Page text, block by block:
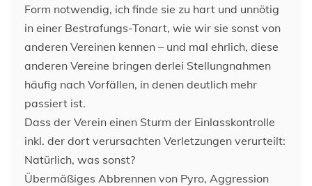
Form notwendig, ich finde sie zu hart und unnötig
in einer Bestrafungs-Tonart, wie wir sie sonst von
anderen Vereinen kennen – und mal ehrlich, diese
anderen Vereine bringen derlei Stellungnahmen
häufig nach Vorfällen, in denen deutlich mehr
passiert ist.
Dass der Verein einen Sturm der Einlasskontrolle
inkl. der dort verursachten Verletzungen verurteilt:
Natürlich, was sonst?
Übermäßiges Abbrennen von Pyro, Aggression